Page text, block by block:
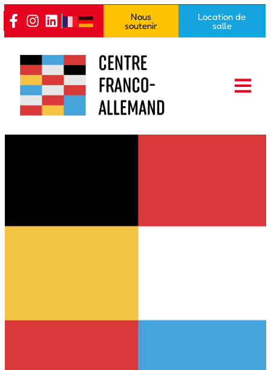
Nous
soutenir
Location de
salle